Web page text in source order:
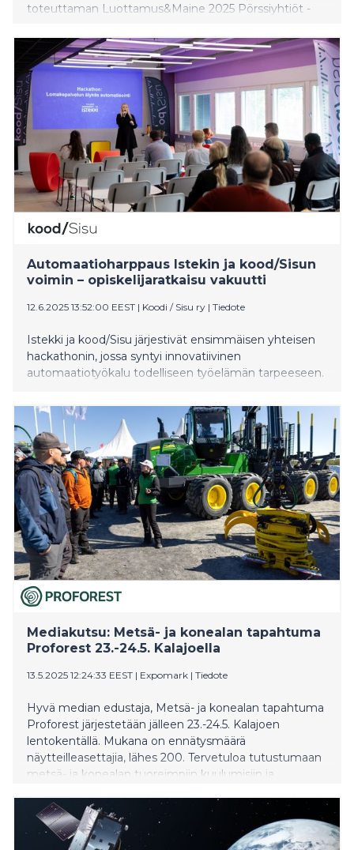
toteuttaman Luottamus&Maine 2025 Pörssiyhtiöt -
toimitusjohtajaksi arvioitiin jo toista kertaa Marimekon
Tiina Alahuhta-Kasko.
Automaatioharppaus Istekin ja kood/Sisun
voimin – opiskelijaratkaisu vakuutti
12.6.2025 13:52:00 EEST | Koodi / Sisu ry | Tiedote
Istekki ja kood/Sisu järjestivät ensimmäisen yhteisen
hackathonin, jossa syntyi innovatiivinen
automaatiotyökalu todelliseen työelämän tarpeeseen.
Mediakutsu: Metsä- ja konealan tapahtuma
Proforest 23.-24.5. Kalajoella
13.5.2025 12:24:33 EEST | Expomark | Tiedote
Hyvä median edustaja, Metsä- ja konealan tapahtuma
Proforest järjestetään jälleen 23.-24.5. Kalajoen
lentokentällä. Mukana on ennätysmäärä
näytteilleasettajia, lähes 200. Tervetuloa tutustumaan
metsä- ja konealan tuoreimpiin kuulumisiin ja
Proforestissa ovat paikalla kaikki alan merkittävät
toimijat.